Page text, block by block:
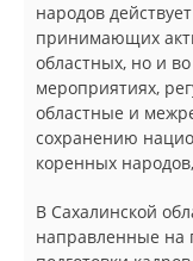
народов
принимающих
областных, но и
мероприятиях,
областные и
сохранению
коренных
В Сахалинской
направленные на